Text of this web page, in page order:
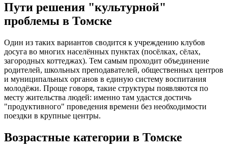
Пути решения "культурной"
проблемы в Томске
Один из таких вариантов сводится к учреждению клубов
досуга во многих населённых пунктах (посёлках, сёлах,
загородных коттеджах). Тем самым проходит объединение
родителей, школьных преподавателей, общественных центров
и муниципальных органов в единую систему воспитания
молодёжи. Проще говоря, такие структуры появляются по
месту жительства людей: именно там удастся достичь
"продуктивного" проведения времени без необходимости
поездки в крупные центры.
Возрастные категории в Томске